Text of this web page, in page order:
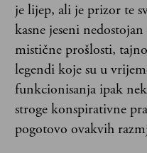
je lijep, ali je prizor te
kasne jeseni
mistične prošlosti,
legendi koje su u
funkcionisanja ipak
stroge konspirativne
pogotovo ovakvih